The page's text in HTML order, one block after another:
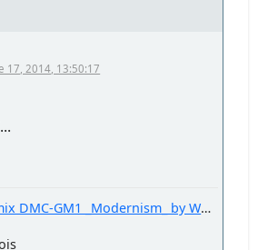
17, 2014, 13:50:17
GM1 _Modernism_ by Welter Oberfell.jpg